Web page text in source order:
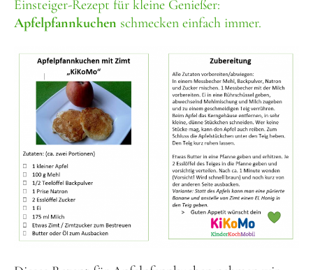
Einsteiger-Rezept für kleine Genießer:
Apfelpfannkuchen schmecken einfach immer.